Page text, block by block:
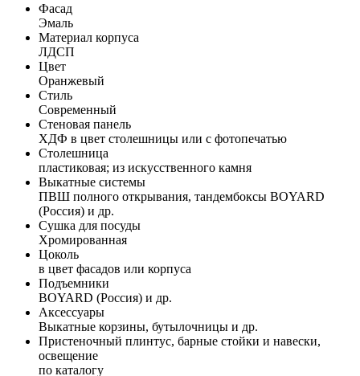
Фасад
Эмаль
Материал корпуса
ЛДСП
Цвет
Оранжевый
Стиль
Современный
Стеновая панель
ХДФ в цвет столешницы или с фотопечатью
Столешница
пластиковая; из искусственного камня
Выкатные системы
ПВШ полного открывания, тандембоксы BOYARD
(Россия) и др.
Сушка для посуды
Хромированная
Цоколь
в цвет фасадов или корпуса
Подъемники
BOYARD (Россия) и др.
Аксессуары
Выкатные корзины, бутылочницы и др.
Пристеночный плинтус, барные стойки и навески,
освещение
по каталогу